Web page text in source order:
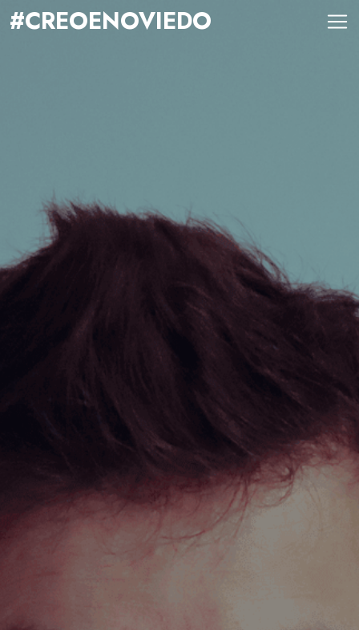
#CREOENOVIEDO